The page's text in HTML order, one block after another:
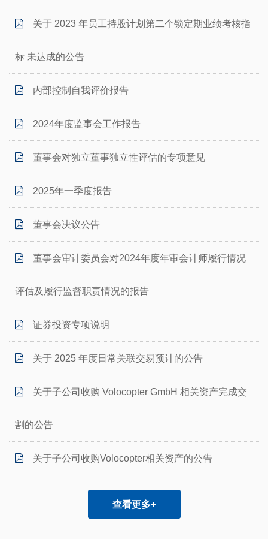
关于 2023 年员工持股计划第二个锁定期业绩考核指
标 未达成的公告
内部控制自我评价报告
2024年度监事会工作报告
董事会对独立董事独立性评估的专项意见
2025年一季度报告
董事会决议公告
董事会审计委员会对2024年度年审会计师履行情况
评估及履行监督职责情况的报告
证券投资专项说明
关于 2025 年度日常关联交易预计的公告
关于子公司收购 Volocopter GmbH 相关资产完成交
割的公告
关于子公司收购Volocopter相关资产的公告
查看更多+